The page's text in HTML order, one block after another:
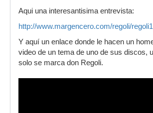
Aqui una interesantisima entrevista:
http://www.margencero.com/regoli/
Y aquí un enlace donde le hacen un
video de un tema de uno de sus discos,
solo se marca don Regoli.